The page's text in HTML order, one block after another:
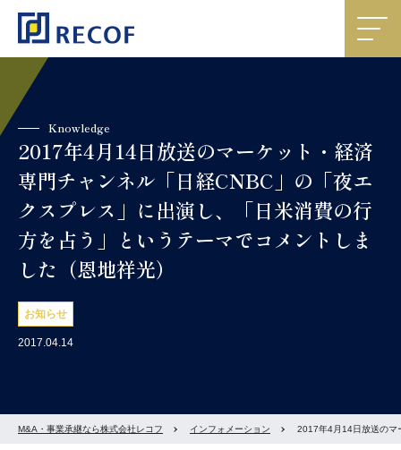
Knowledge
2017年4月14日放送のマーケット・経済
専門チャンネル「日経CNBC」の「夜エ
クスプレス」に出演し、「日米消費の行
方を占う」というテーマでコメントしま
した（恩地祥光）
お知らせ
2017.04.14
M&A・事業承継なら株式会社レコフ インフォメーション 2017年4月14日放送のマ